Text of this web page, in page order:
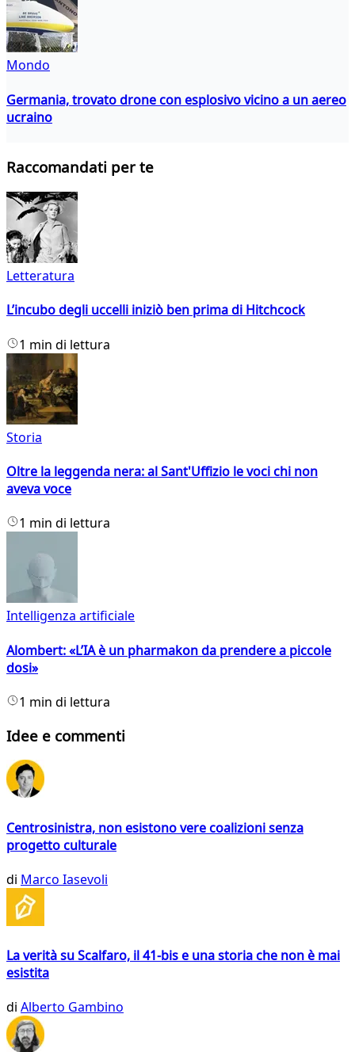
Mondo
Germania, trovato drone con esplosivo vicino a un aereo
ucraino
Raccomandati per te
Letteratura
L’incubo degli uccelli iniziò ben prima di Hitchcock
1 min di lettura
Storia
Oltre la leggenda nera: al Sant'Uffizio le voci chi non
aveva voce
1 min di lettura
Intelligenza artificiale
Alombert: «L’IA è un pharmakon da prendere a piccole
dosi»
1 min di lettura
Idee e commenti
Centrosinistra, non esistono vere coalizioni senza
progetto culturale
di Marco Iasevoli
La verità su Scalfaro, il 41-bis e una storia che non è mai
esistita
di Alberto Gambino